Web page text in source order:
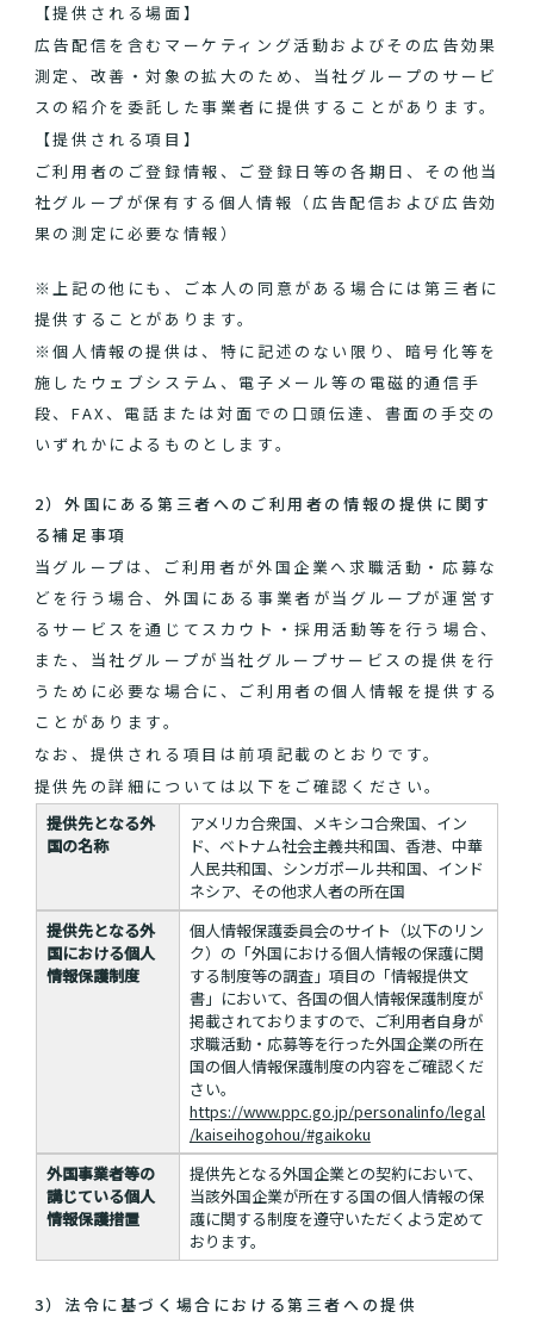
【提供される場面】
広告配信を含むマーケティング活動およびその広告効果
測定、改善・対象の拡大のため、当社グループのサービ
スの紹介を委託した事業者に提供することがあります。
【提供される項目】
ご利用者のご登録情報、ご登録日等の各期日、その他当
社グループが保有する個人情報（広告配信および広告効
果の測定に必要な情報）
※上記の他にも、ご本人の同意がある場合には第三者に
提供することがあります。
※個人情報の提供は、特に記述のない限り、暗号化等を
施したウェブシステム、電子メール等の電磁的通信手
段、FAX、電話または対面での口頭伝達、書面の手交の
いずれかによるものとします。
2）外国にある第三者へのご利用者の情報の提供に関す
る補足事項
当グループは、ご利用者が外国企業へ求職活動・応募な
どを行う場合、外国にある事業者が当グループが運営す
るサービスを通じてスカウト・採用活動等を行う場合、
また、当社グループが当社グループサービスの提供を行
うために必要な場合に、ご利用者の個人情報を提供する
ことがあります。
なお、提供される項目は前項記載のとおりです。
提供先の詳細については以下をご確認ください。
提供先となる外
国の名称
アメリカ合衆国、メキシコ合衆国、イン
ド、ベトナム社会主義共和国、香港、中華
人民共和国、シンガポール共和国、インド
ネシア、その他求人者の所在国
提供先となる外
国における個人
情報保護制度
個人情報保護委員会のサイト（以下のリン
ク）の「外国における個人情報の保護に関
する制度等の調査」項目の「情報提供文
書」において、各国の個人情報保護制度が
掲載されておりますので、ご利用者自身が
求職活動・応募等を行った外国企業の所在
国の個人情報保護制度の内容をご確認くだ
さい。
https://www.ppc.go.jp/personalinfo/legal
/kaiseihogohou/#gaikoku
外国事業者等の
講じている個人
情報保護措置
提供先となる外国企業との契約において、
当該外国企業が所在する国の個人情報の保
護に関する制度を遵守いただくよう定めて
おります。
3）法令に基づく場合における第三者への提供